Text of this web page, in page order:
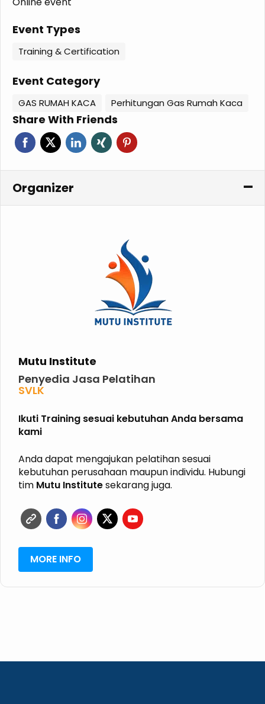
Event Types
Training & Certification
Event Category
GAS RUMAH KACA Perhitungan Gas Rumah Kaca
Share With Friends
Organizer
Mutu Institute
Penyedia Jasa Pelatihan
SVLK
P2K3
P3K
K3 KIMIA
ISO
HALAL
GRK
ISPO
Ikuti Training sesuai kebutuhan Anda bersama
kami
Anda dapat mengajukan pelatihan sesuai
kebutuhan perusahaan maupun individu. Hubungi
tim Mutu Institutesekarang juga.
MORE INFO